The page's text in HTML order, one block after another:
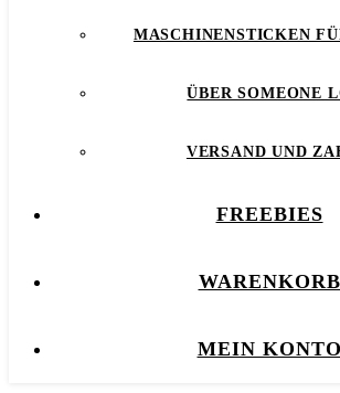
MASCHINENSTICKEN
ÜBER SOMEONE
VERSAND UND
FREEBIES
WARENKORB
MEIN KONTO